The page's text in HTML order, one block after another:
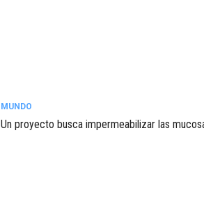
MUNDO
Un proyecto busca impermeabilizar las